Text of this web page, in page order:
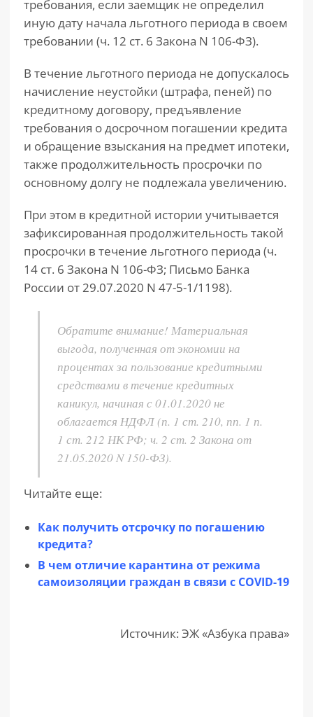
требования, если заемщик не определил
иную дату начала льготного периода в своем
требовании (ч. 12 ст. 6 Закона N 106-ФЗ).
В течение льготного периода не допускалось
начисление неустойки (штрафа, пеней) по
кредитному договору, предъявление
требования о досрочном погашении кредита
и обращение взыскания на предмет ипотеки,
также продолжительность просрочки по
основному долгу не подлежала увеличению.
При этом в кредитной истории учитывается
зафиксированная продолжительность такой
просрочки в течение льготного периода (ч.
14 ст. 6 Закона N 106-ФЗ; Письмо Банка
России от 29.07.2020 N 47-5-1/1198).
Обратите внимание! Материальная
выгода, полученная от экономии на
процентах за пользование кредитными
средствами в течение кредитных
каникул, начиная с 01.01.2020 не
облагается НДФЛ (п. 1 ст. 210, пп. 1 п.
1 ст. 212 НК РФ; ч. 2 ст. 2 Закона от
21.05.2020 N 150-ФЗ).
Читайте еще:
Как получить отсрочку по погашению
кредита?
В чем отличие карантина от режима
самоизоляции граждан в связи с COVID-19
Источник: ЭЖ «Азбука права»